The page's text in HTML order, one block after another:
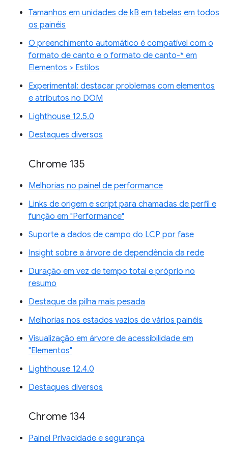
Tamanhos em unidades de kB em tabelas em todos
os painéis
O preenchimento automático é compatível com o
formato de canto e o formato de canto-* em
Elementos > Estilos
Experimental: destacar problemas com elementos
e atributos no DOM
Lighthouse 12.5.0
Destaques diversos
Chrome 135
Melhorias no painel de performance
Links de origem e script para chamadas de perfil e
função em "Performance"
Suporte a dados de campo do LCP por fase
Insight sobre a árvore de dependência da rede
Duração em vez de tempo total e próprio no
resumo
Destaque da pilha mais pesada
Melhorias nos estados vazios de vários painéis
Visualização em árvore de acessibilidade em
"Elementos"
Lighthouse 12.4.0
Destaques diversos
Chrome 134
Painel Privacidade e segurança